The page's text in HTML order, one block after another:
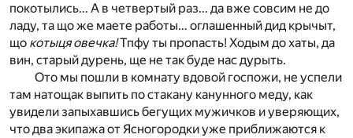
покотылись… А в четвертый раз… да вже совсим не до
ладу, та що же маете работы… оглашенный дид крычыт,
що котыця овечка!Тпфу ты пропасть! Ходым до хаты, да
вин, старый дурень, ще не так буде нас дурыть.
Ото мы пошли в комнату вдовой госпожи, не успели
там натощак выпить по стакану канунного меду, как
увидели запыхавшись бегущих мужичков и уверяющих,
что два экипажа от Ясногородки уже приближаются к